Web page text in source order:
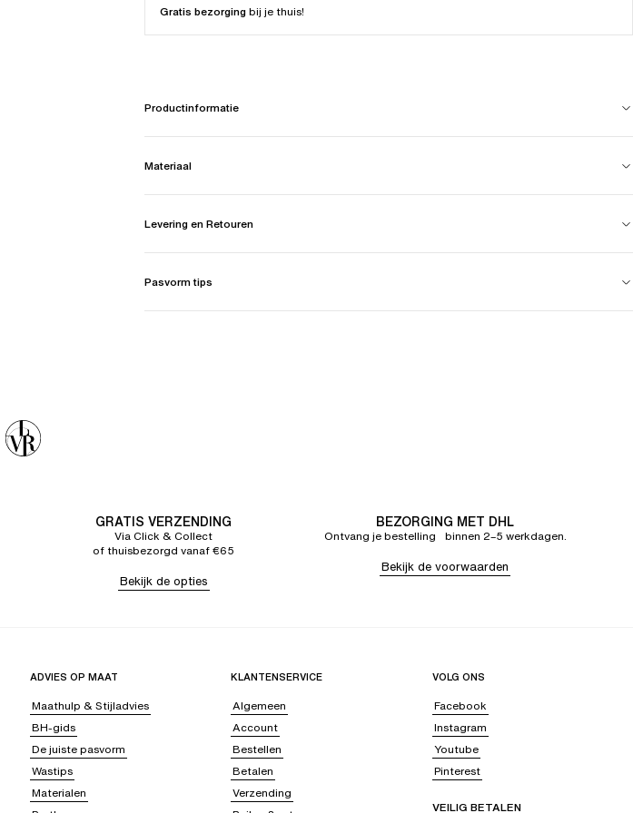
Gratis bezorgingbij je thuis!
Productinformatie
Materiaal
Levering en Retouren
Pasvorm tips
GRATIS VERZENDING
Via Click & Collect
of thuisbezorgd vanaf €65
Bekijk de opties
BEZORGING MET DHL
Ontvang je bestelling binnen 2–5 werkdagen.
Bekijk de voorwaarden
ADVIES OP MAAT
Maathulp & Stijladvies
BH-gids
De juiste pasvorm
Wastips
Materialen
KLANTENSERVICE
Algemeen
Account
Bestellen
Betalen
Verzending
VOLG ONS
Facebook
Instagram
Youtube
Pinterest
VEILIG BETALEN